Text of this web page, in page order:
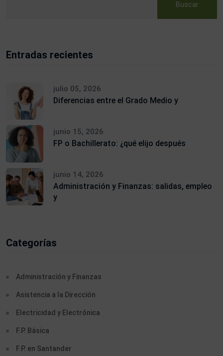
Buscar
Entradas recientes
julio 05, 2026
Diferencias entre el Grado Medio y
junio 15, 2026
FP o Bachillerato: ¿qué elijo después
junio 14, 2026
Administración y Finanzas: salidas, empleo
y
Categorías
Administración y Finanzas
Asistencia a la Dirección
Electricidad y Electrónica
F.P. Básica
F.P. en Santander